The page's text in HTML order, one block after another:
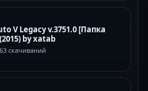
V Legacy v.3751.0 [Папка
by xatab
скачиваний